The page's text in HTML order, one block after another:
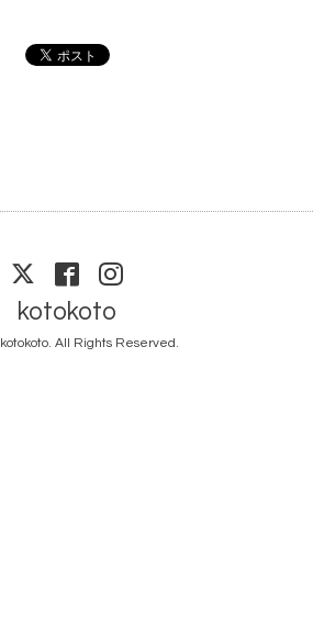
kotokoto
kotokoto. All Rights Reserved.